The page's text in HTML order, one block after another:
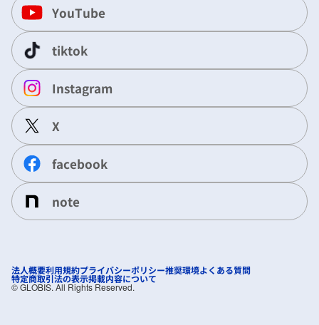
YouTube
tiktok
Instagram
X
facebook
note
法人概要利用規約プライバシーポリシー推奨環境よくある質問
特定商取引法の表示掲載内容について
©︎ GLOBIS. All Rights Reserved.